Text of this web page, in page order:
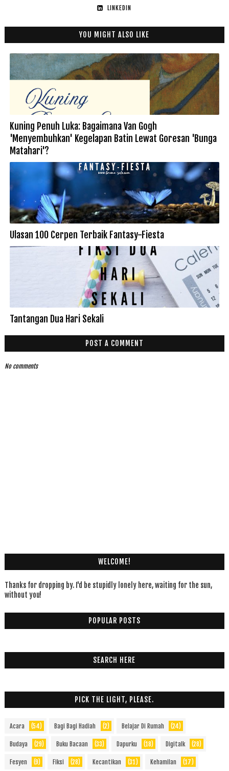
LINKEDIN
YOU MIGHT ALSO LIKE
Kuning Penuh Luka: Bagaimana Van Gogh
'Menyembuhkan' Kegelapan Batin Lewat Goresan 'Bunga
Matahari'?
Ulasan 100 Cerpen Terbaik Fantasy-Fiesta
Tantangan Dua Hari Sekali
POST A COMMENT
No comments
WELCOME!
Thanks for dropping by. I'd be stupidly lonely here, waiting for the sun,
without you!
POPULAR POSTS
SEARCH HERE
PICK THE LIGHT, PLEASE.
Acara (54) Bagi Bagi Hadiah (2) Belajar Di Rumah (24)
Budaya (29) Buku Bacaan (33) Dapurku (18) Digitalk (28)
Fesyen (9) Fiksi (28) Kecantikan (31) Kehamilan (17)